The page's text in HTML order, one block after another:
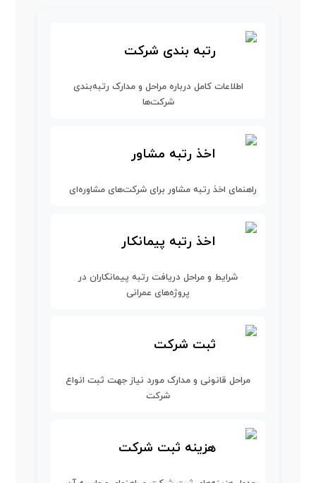
رتبه بندی شرکت
اطلاعات کامل درباره مراحل و مدارک رتبه‌بندی
شرکت‌ها
اخذ رتبه مشاور
راهنمای اخذ رتبه مشاور برای شرکت‌های مشاوره‌ای
اخذ رتبه پیمانکار
شرایط و مراحل دریافت رتبه پیمانکاران در
پروژه‌های عمرانی
ثبت شرکت
مراحل قانونی و مدارک مورد نیاز جهت ثبت انواع
شرکت
هزینه ثبت شرکت